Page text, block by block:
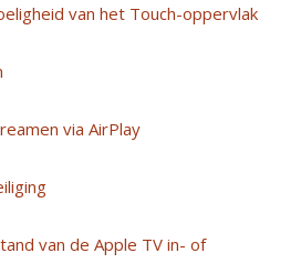
van het Touch-oppervlak
via AirPlay
van de Apple TV in- of